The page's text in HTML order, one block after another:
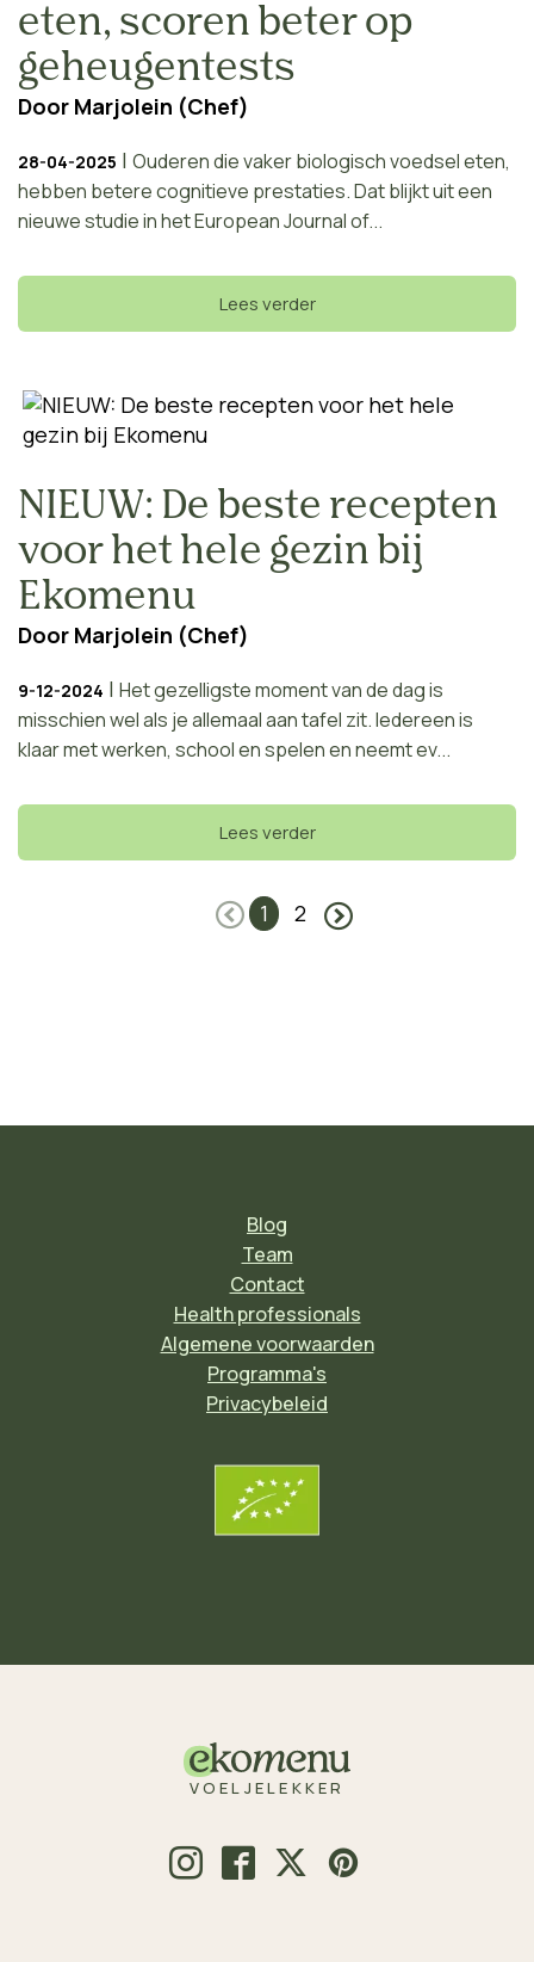
eten, scoren beter op
geheugentests
Door Marjolein (Chef)
28-04-2025 | Ouderen die vaker biologisch voedsel eten,
hebben betere cognitieve prestaties. Dat blijkt uit een
nieuwe studie in het European Journal of...
Lees verder
NIEUW: De beste recepten
voor het hele gezin bij
Ekomenu
Door Marjolein (Chef)
9-12-2024 | Het gezelligste moment van de dag is
misschien wel als je allemaal aan tafel zit. Iedereen is
klaar met werken, school en spelen en neemt ev...
Lees verder
1 2
Blog
Team
Contact
Health professionals
Algemene voorwaarden
Programma's
Privacybeleid
VOELJELEKKER